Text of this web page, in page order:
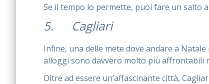
Se il tempo lo permette, puoi fare un salto
5. Cagliari
Infine, una delle mete dove andare a Natale
alloggi sono davvero molto più affrontabili
Oltre ad essere un’affascinante città,